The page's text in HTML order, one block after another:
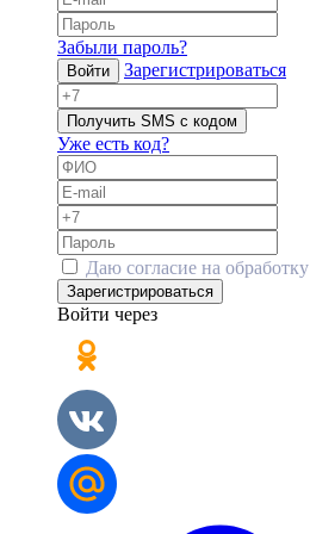
Забыли пароль?
Войти Зарегистрироваться
Получить SMS с кодом
Уже есть код?
Даю согласие на обработку
Зарегистрироваться
Войти через